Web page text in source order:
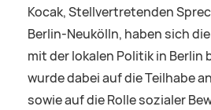
Kocak, Stellvertretenden
Berlin-Neukölln, haben sich
mit der lokalen Politik in Berlin
wurde dabei auf die Teilhabe
sowie auf die Rolle sozialer